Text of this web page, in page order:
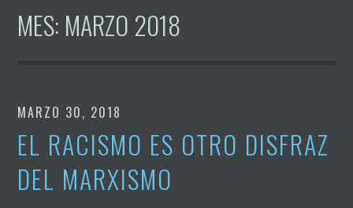
MES: MARZO 2018
MARZO 30, 2018
EL RACISMO ES OTRO DISFRAZ
DEL MARXISMO